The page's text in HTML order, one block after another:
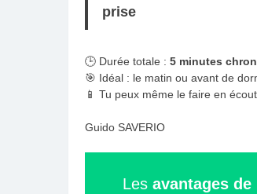
prise
🕒 Durée totale : 5 minutes
🎯 Idéal : le matin ou avant de
📱 Tu peux même le faire en
Guido SAVERIO
Les avantages